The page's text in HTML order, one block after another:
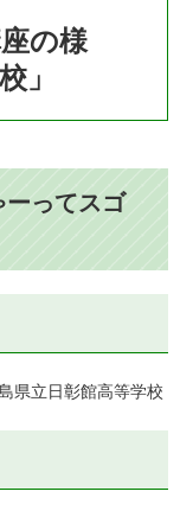
の様
」
ってスゴ
県立日彰館高等学校